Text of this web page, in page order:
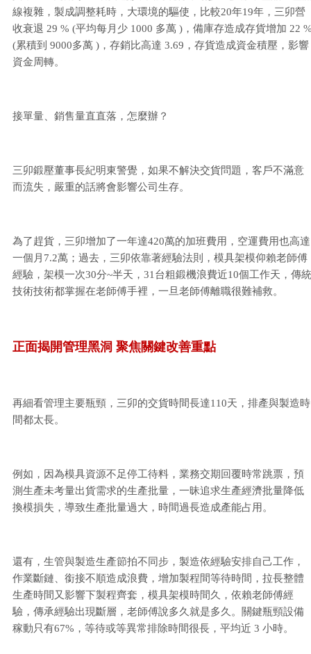
線複雜，製成調整耗時，大環境的驅使，比較20年19年，三卯營
收衰退 29 % (平均每月少 1000 多萬 )，備庫存造成存貨增加 22
(累積到 9000多萬 )，存銷比高達 3.69，存貨造成資金積壓，影響
資金周轉。
接單量、銷售量直直落，怎麼辦？
三卯鍛壓董事長紀明東警覺，如果不解決交貨問題，客戶不滿意
而流失，嚴重的話將會影響公司生存。
為了趕貨，三卯增加了一年達420萬的加班費用，空運費用也高達
一個月7.2萬；過去，三卯依靠著經驗法則，模具架模仰賴老師傅
經驗，架模一次30分~半天，31台粗鍛機浪費近10個工作天，傳統
技術技術都掌握在老師傅手裡，一旦老師傅離職很難補救。
正面揭開管理黑洞 聚焦關鍵改善重點
再細看管理主要瓶頸，三卯的交貨時間長達110天，排產與製造時
間都太長。
例如，因為模具資源不足停工待料，業務交期回覆時常跳票，預
測生產未考量出貨需求的生產批量，一昧追求生產經濟批量降低
換模損失，導致生產批量過大，時間過長造成產能占用。
還有，生管與製造生產節拍不同步，製造依經驗安排自己工作，
作業斷鏈、銜接不順造成浪費，增加製程間等待時間，拉長整體
生產時間又影響下製程齊套，模具架模時間久，依賴老師傅經
驗，傳承經驗出現斷層，老師傅說多久就是多久。關鍵瓶頸設備
稼動只有67%，等待或等異常排除時間很長，平均近 3 小時。